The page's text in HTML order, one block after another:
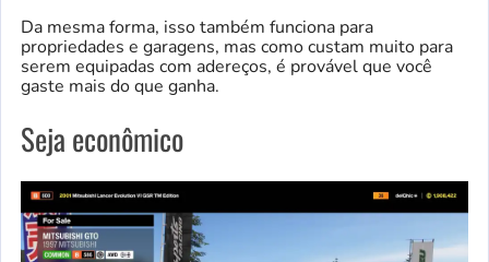
Da mesma forma, isso também funciona para
propriedades e garagens, mas como custam muito para
serem equipadas com adereços, é provável que você
gaste mais do que ganha.
Seja econômico